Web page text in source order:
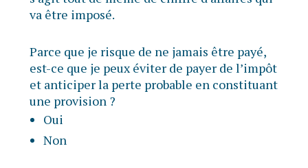
va être imposé.
Parce que je risque de ne jamais être payé,
est-ce que je peux éviter de payer de l’impôt
et anticiper la perte probable en constituant
une provision ?
Oui
Non